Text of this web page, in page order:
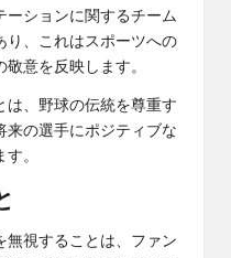
ーションに関するチーム
り、これはスポーツへの
意を反映します。
は、野球の伝統を尊重す
来の選手にポジティブな
。
無視することは、ファン